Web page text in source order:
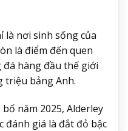
là nơi sinh sống của
là điểm đến quen
đá hàng đầu thế giới
triệu bảng Anh.
năm 2025, Alderley
đánh giá là đắt đỏ bậc